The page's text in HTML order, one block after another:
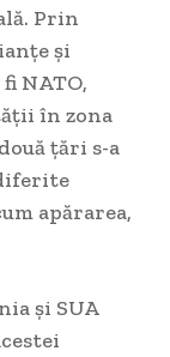
Prin
și
NATO,
în zona
țări s-a
apărarea,
și SUA